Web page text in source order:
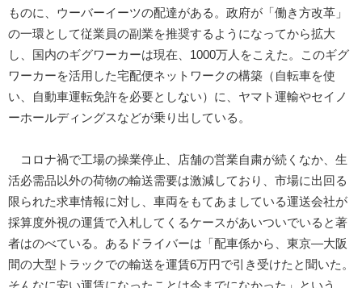
ものに、ウーバーイーツの配達がある。政府が「働き方改革」
の一環として従業員の副業を推奨するようになってから拡大
し、国内のギグワーカーは現在、1000万人をこえた。このギグ
ワーカーを活用した宅配便ネットワークの構築（自転車を使
い、自動車運転免許を必要としない）に、ヤマト運輸やセイノ
ーホールディングスなどが乗り出している。
コロナ禍で工場の操業停止、店舗の営業自粛が続くなか、生
活必需品以外の荷物の輸送需要は激減しており、市場に出回る
限られた求車情報に対し、車両をもてあましている運送会社が
採算度外視の運賃で入札してくるケースがあいついでいると著
者はのべている。あるドライバーは「配車係から、東京―大阪
間の大型トラックでの輸送を運賃6万円で引き受けたと聞いた。